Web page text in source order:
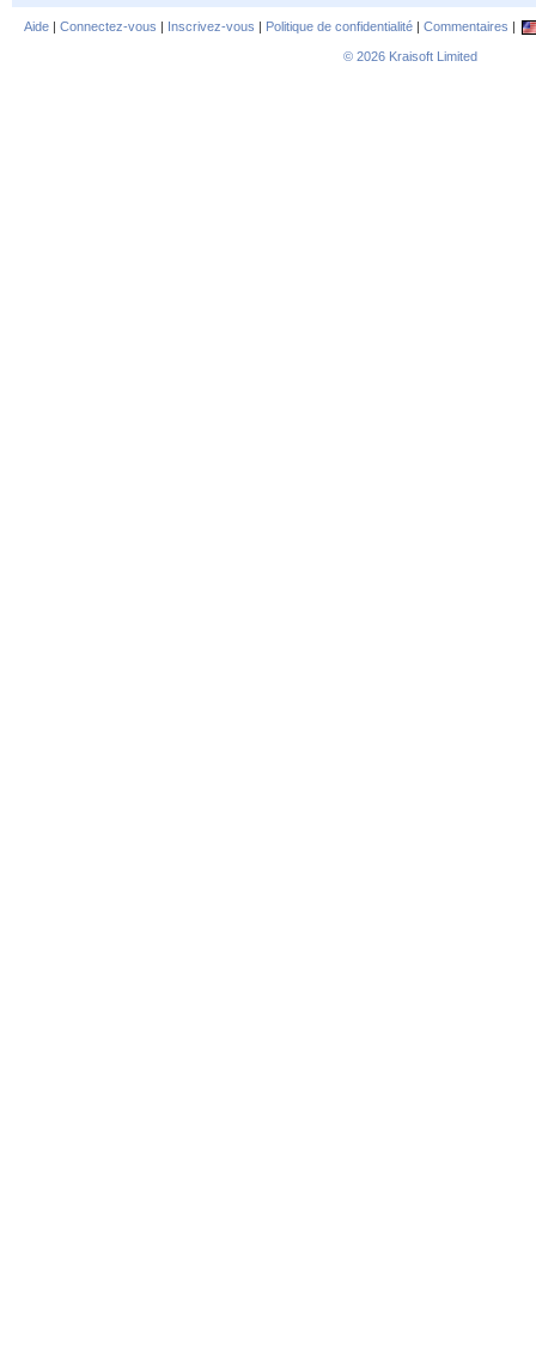
Aide | Connectez-vous | Inscrivez-vous | Politique de confidentialité | Commentaires |
© 2026 Kraisoft Limited